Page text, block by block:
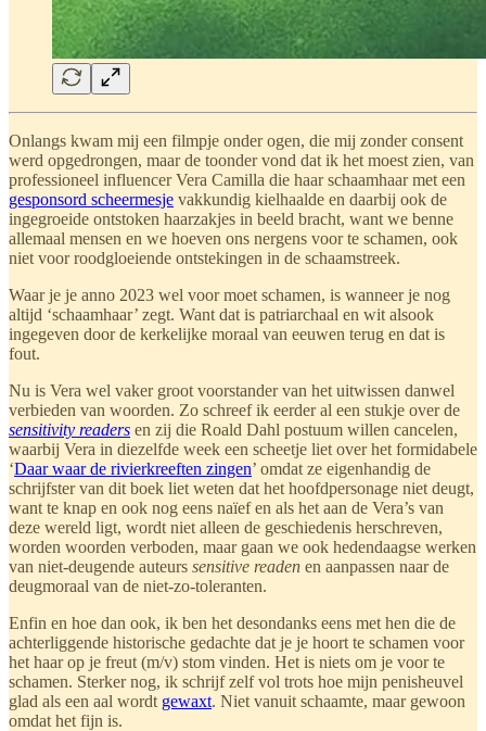
Onlangs kwam mij een filmpje onder ogen, die mij zonder consent
werd opgedrongen, maar de toonder vond dat ik het moest zien, van
professioneel influencer Vera Camilla die haar schaamhaar met een
gesponsord scheermesje vakkundig kielhaalde en daarbij ook de
ingegroeide ontstoken haarzakjes in beeld bracht, want we benne
allemaal mensen en we hoeven ons nergens voor te schamen, ook
niet voor roodgloeiende ontstekingen in de schaamstreek.
Waar je je anno 2023 wel voor moet schamen, is wanneer je nog
altijd ‘schaamhaar’ zegt. Want dat is patriarchaal en wit alsook
ingegeven door de kerkelijke moraal van eeuwen terug en dat is
fout.
Nu is Vera wel vaker groot voorstander van het uitwissen danwel
verbieden van woorden. Zo schreef ik eerder al een stukje over de
sensitivity readers en zij die Roald Dahl postuum willen cancelen,
waarbij Vera in diezelfde week een scheetje liet over het formidabele
‘Daar waar de rivierkreeften zingen’ omdat ze eigenhandig de
schrijfster van dit boek liet weten dat het hoofdpersonage niet deugt,
want te knap en ook nog eens naïef en als het aan de Vera’s van
deze wereld ligt, wordt niet alleen de geschiedenis herschreven,
worden woorden verboden, maar gaan we ook hedendaagse werken
van niet-deugende auteurs sensitive readen en aanpassen naar de
deugmoraal van de niet-zo-toleranten.
Enfin en hoe dan ook, ik ben het desondanks eens met hen die de
achterliggende historische gedachte dat je je hoort te schamen voor
het haar op je freut (m/v) stom vinden. Het is niets om je voor te
schamen. Sterker nog, ik schrijf zelf vol trots hoe mijn penisheuvel
glad als een aal wordt gewaxt. Niet vanuit schaamte, maar gewoon
omdat het fijn is.